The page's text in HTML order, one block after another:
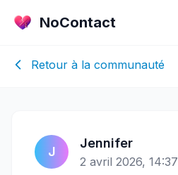
NoContact
Retour à la communauté
J
Jennifer
2 avril 2026, 14:37